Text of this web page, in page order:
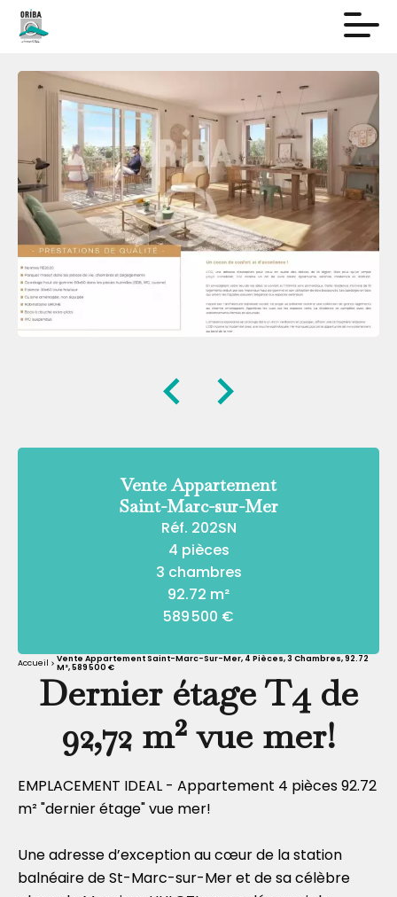
Vente Appartement
Saint-Marc-sur-Mer
Réf. 202SN
4 pièces
3 chambres
92.72 m²
589 500 €
Accueil
Vente Appartement Saint-Marc-Sur-Mer, 4 Pièces, 3 Chambres, 92.72
M², 589 500 €
Dernier étage T4 de
92,72 m² vue mer!
EMPLACEMENT IDEAL - Appartement 4 pièces 92.72
m² "dernier étage" vue mer!
Une adresse d’exception au cœur de la station
balnéaire de St-Marc-sur-Mer et de sa célèbre